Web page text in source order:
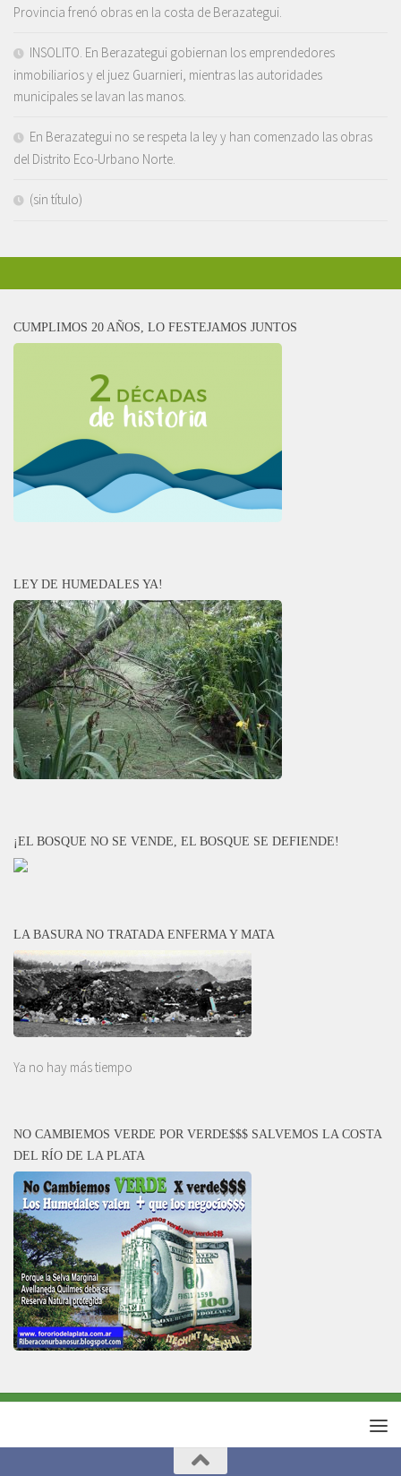
Provincia frenó obras en la costa de Berazategui.
INSOLITO. En Berazategui gobiernan los emprendedores
inmobiliarios y el juez Guarnieri, mientras las autoridades
municipales se lavan las manos.
En Berazategui no se respeta la ley y han comenzado las obras
del Distrito Eco-Urbano Norte.
(sin título)
CUMPLIMOS 20 AÑOS, LO FESTEJAMOS JUNTOS
LEY DE HUMEDALES YA!
¡EL BOSQUE NO SE VENDE, EL BOSQUE SE DEFIENDE!
LA BASURA NO TRATADA ENFERMA Y MATA
Ya no hay más tiempo
NO CAMBIEMOS VERDE POR VERDE$$$ SALVEMOS LA COSTA
DEL RÍO DE LA PLATA